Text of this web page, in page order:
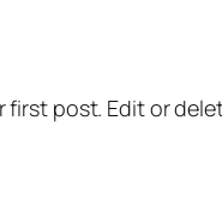
first post. Edit or